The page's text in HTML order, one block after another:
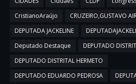
CristianoAraújo
CRUZEIRO,GUSTAVO
DEPUTADA JACKELINE
Deputado Destaque
DEPUTADO
DEPUTADO DISTRITAL HERMETO
DEPUTADO EDUARDO PEDROSA